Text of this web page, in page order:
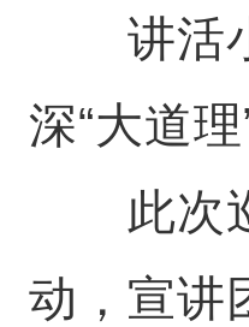
讲活
深“大道理
此次巡
动，宣讲